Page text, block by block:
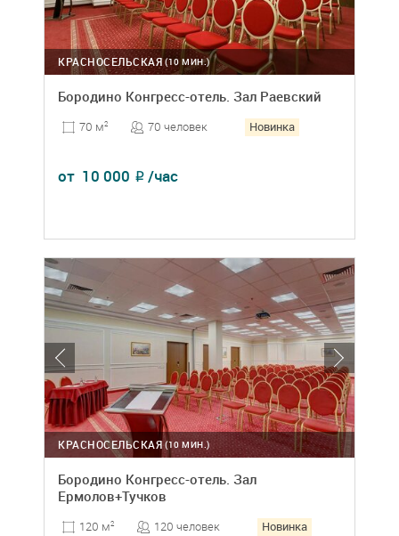
(10 МИН.)
КРАСНОСЕЛЬСКАЯ
Бородино Конгресс-отель. Зал Раевский
70 м2 70 человек Новинка
от 10 000 ₽ /час
(10 МИН.)
КРАСНОСЕЛЬСКАЯ
Бородино Конгресс-отель. Зал
Ермолов+Тучков
120 м2 120 человек Новинка